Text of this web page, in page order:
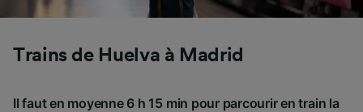
Trains de Huelva à Madrid
Il faut en moyenne 6 h 15 min pour parcourir en train la